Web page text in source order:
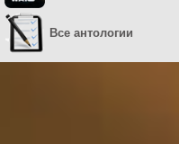
Все антологии